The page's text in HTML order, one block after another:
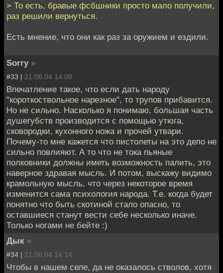
> То есть, бравые фсбшники просто мало получили,
раз решили вернуться.
Есть мнение, что они как раз за оружием и ездили.
Sorry »
#33 | 21.06.04 14:08
Впечатление такое, что если дать народу
"короткоствольное нарезное", то трупов прибавится.
Но не сильно. Насколько я понимаю, большая часть
душегубств производится с помощью утюга,
сковородки, кухонного ножа и прочей утвари.
Почему-то мне кажется что пистолеты на это дело не
сильно повлияют. А то что не тока пьяные
полковники должны иметь возможность палить, это
наверное здравая мысль. И потом, выскажу видимо
крамольную мысль, что через некоторое время
изменится сама психология народа. Т.е. когда будет
понятно что быть скотиной стало опасно, то
оставшиеся станут вести себе несколько иначе.
Только ногами не бейте :)
Дык »
#34 | 21.06.04 14:14
Чтобы в нашем селе, да не оказалось стволов, хотя